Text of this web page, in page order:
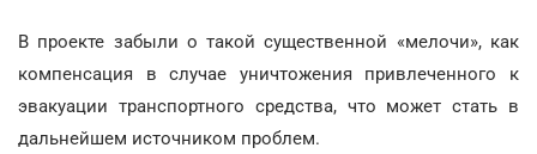
В проекте забыли о такой существенной «мелочи», как
компенсация в случае уничтожения привлеченного к
эвакуации транспортного средства, что может стать в
дальнейшем источником проблем.